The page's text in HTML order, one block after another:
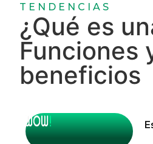
TENDENCIAS
¿Qué es
Funciones
beneficios